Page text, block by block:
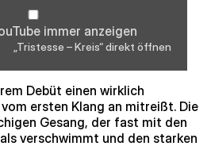
immer anzeigen
„Tristesse – Kreis“ direkt öffnen
Debüt einen wirklich
ersten Klang an mitreißt. Die
Gesang, der fast mit den
verschwimmt und den starken